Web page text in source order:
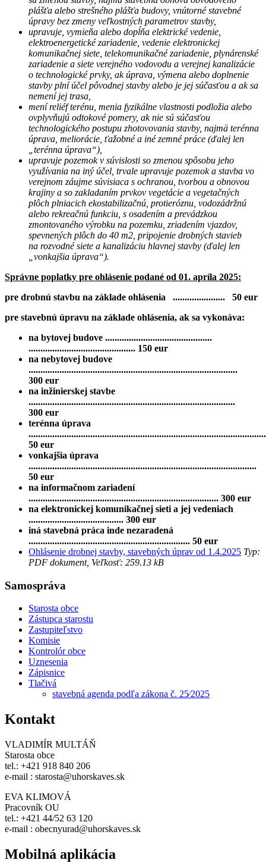
plášťa alebo strešného plášťa budovy, vnútorné stavebné
úpravy bez zmeny veľkostných parametrov stavby,
upravuje, vymieňa alebo dopĺňa elektrické vedenie,
elektroenergetické zariadenie, vedenie elektronickej
komunikačnej siete, telekomunikačné zariadenie, plynárenské
zariadenie a siete verejného vodovodu a verejnej kanalizácie
o technologické prvky, ak úprava, výmena alebo doplnenie
stavby plní účel pôvodnej stavby alebo je jej súčasťou a ak sa
nemení jej trasa,
mení reliéf terénu, menia fyzikálne vlastnosti podložia alebo
ovplyvňujú odtokové pomery, ak nie sú súčasťou
technologického postupu zhotovovania stavby, najmä terénna
úprava, meliorácie, ťažobné a iné zemné práce (ďalej len
„terénna úprava“),
upravuje pozemok v súvislosti so zmenou spôsobu jeho
využívania na iný účel, trvale upravuje pozemok a stavba vo
verejnom záujme súvisiaca s ochranou, tvorbou a obnovou
krajiny a so zakladaním prvkov vegetácie a vegetačných
plôch plniacich ekostabilizačnú, protieróznu, vodozádržnú
alebo rekreačnú funkciu, s osadením a prevádzkou
zmontovaného výrobku na pozemku, zriadením vjazdov,
spevnených plôch do 40 m2, pripojenie drobných stavieb
na rozvodné siete a kanalizáciu hlavnej stavby (ďalej len
„vonkajšia úprava“).
Správne poplatky pre ohlásenie podané od 01. apríla 2025:
pre drobnú stavbu na základe ohlásenia ...................... 50 eur
pre stavebnú úpravu na základe ohlásenia, ak sa vykonáva:
na bytovej budove .............................................
............................................. 150 eur
na nebytovej budove
........................................................................................
300 eur
na inžinierskej stavbe
.......................................................................................
300 eur
terénna úprava
....................................................................................................
50 eur
vonkajšia úprava
................................................................................................
50 eur
na informačnom zariadení
................................................................................ 300 eur
na elektronickej komunikačnej sieti a jej vedeniach
........................................ 300 eur
iná stavebná práca inde nezaradená
.................................................................... 50 eur
Ohlásenie drobnej stavby, stavebných úprav od 1.4.2025 Typ:
PDF dokument, Veľkosť: 259.13 kB
Samospráva
Starosta obce
Zástupca starostu
Zastupiteľstvo
Komisie
Kontrolór obce
Uznesenia
Zápisnice
Tlačivá
stavebná agenda podľa zákona č. 25⁄2025
Kontakt
VLADIMÍR MULTÁŇ
Starosta obce
tel.: +421 918 840 206
e-mail : starosta@uhorskaves.sk
EVA KLIMOVÁ
Pracovník OU
tel.: +421 44/52 63 120
e-mail : obecnyurad@uhorskaves.sk
Mobilná aplikácia